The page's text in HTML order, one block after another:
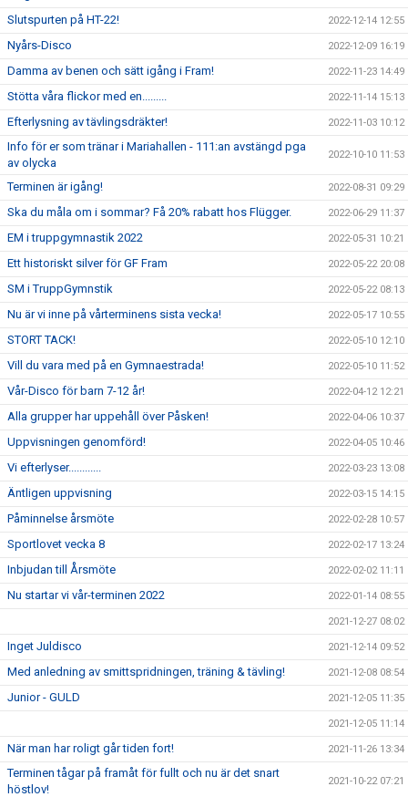
Slutspurten på HT-22! 2022-12-14 12:55
Nyårs-Disco 2022-12-09 16:19
Damma av benen och sätt igång i Fram! 2022-11-23 14:49
Stötta våra flickor med en......... 2022-11-14 15:13
Efterlysning av tävlingsdräkter! 2022-11-03 10:12
Info för er som tränar i Mariahallen - 111:an avstängd pga
av olycka
2022-10-10 11:53
Terminen är igång! 2022-08-31 09:29
Ska du måla om i sommar? Få 20% rabatt hos Flügger. 2022-06-29 11:37
EM i truppgymnastik 2022 2022-05-31 10:21
Ett historiskt silver för GF Fram 2022-05-22 20:08
SM i TruppGymnstik 2022-05-22 08:13
Nu är vi inne på vårterminens sista vecka! 2022-05-17 10:55
STORT TACK! 2022-05-10 12:10
Vill du vara med på en Gymnaestrada! 2022-05-10 11:52
Vår-Disco för barn 7-12 år! 2022-04-12 12:21
Alla grupper har uppehåll över Påsken! 2022-04-06 10:37
Uppvisningen genomförd! 2022-04-05 10:46
Vi efterlyser............ 2022-03-23 13:08
Äntligen uppvisning 2022-03-15 14:15
Påminnelse årsmöte 2022-02-28 10:57
Sportlovet vecka 8 2022-02-17 13:24
Inbjudan till Årsmöte 2022-02-02 11:11
Nu startar vi vår-terminen 2022 2022-01-14 08:55
2021-12-27 08:02
Inget Juldisco 2021-12-14 09:52
Med anledning av smittspridningen, träning & tävling! 2021-12-08 08:54
Junior - GULD 2021-12-05 11:35
2021-12-05 11:14
När man har roligt går tiden fort! 2021-11-26 13:34
Terminen tågar på framåt för fullt och nu är det snart
höstlov!
2021-10-22 07:21